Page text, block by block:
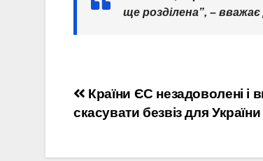
ще розділена”, – вважає
Навігація
записів
Країни ЄС незадоволені і
скасувати безвіз для